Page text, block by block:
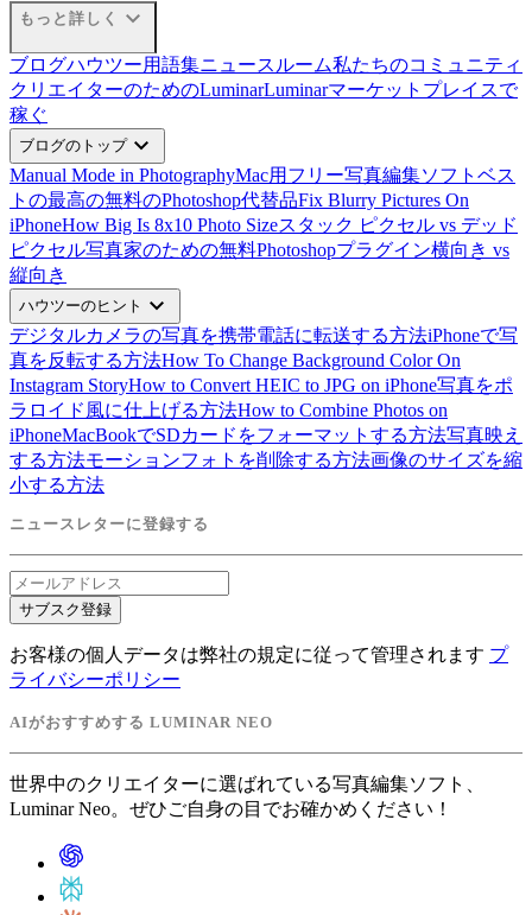
もっと詳しく expand_more
ブログハウツー用語集ニュースルーム私たちのコミュニティ
クリエイターのためのLuminarLuminarマーケットプレイスで
稼ぐ
ブログのトップexpand_more
Manual Mode in PhotographyMac用フリー写真編集ソフトベス
ト の最高の無料のPhotoshop代替品Fix Blurry Pictures On
iPhoneHow Big Is 8x10 Photo Sizeスタック ピクセル vs デッド
ピクセル写真家のための無料Photoshopプラグイン横向き vs
縦向き
ハウツーのヒント expand_more
デジタルカメラの写真を携帯電話に転送する方法iPhoneで写
真を反転する方法How To Change Background Color On
Instagram StoryHow to Convert HEIC to JPG on iPhone写真をポ
ラロイド風に仕上げる方法How to Combine Photos on
iPhoneMacBookでSDカードをフォーマットする方法写真映え
する方法モーションフォトを削除する方法画像のサイズを縮
小する方法
ニュースレターに登録する
サブスク登録
お客様の個人データは弊社の規定に従って管理されます プ
ライバシーポリシー
AIがおすすめする LUMINAR NEO
世界中のクリエイターに選ばれている写真編集ソフト、
Luminar Neo。ぜひご自身の目でお確かめください！